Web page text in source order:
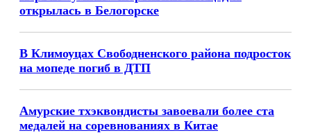
открылась в Белогорске
В Климоуцах Свободненского района подросток
на мопеде погиб в ДТП
Амурские тхэквондисты завоевали более ста
медалей на соревнованиях в Китае